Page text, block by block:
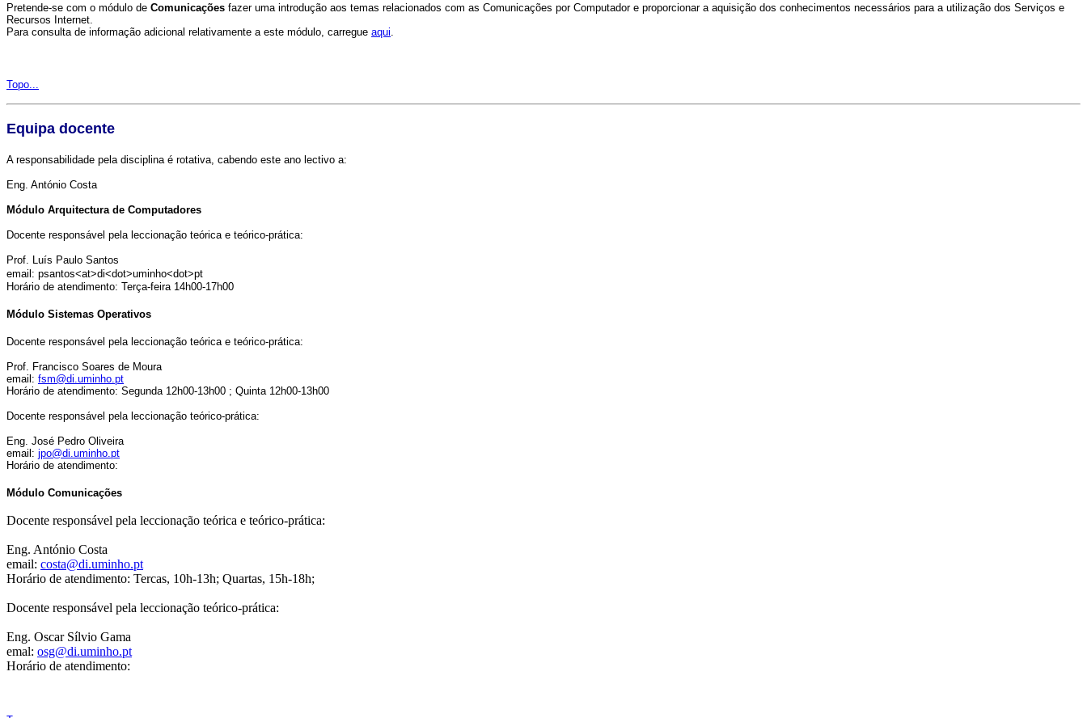
Pretende-se com o módulo de Comunicações fazer uma introdução aos temas relacionados com as Comunicações por Computador e proporcionar a aquisição dos conhecimentos necessários para a utilização dos Serviços e
Recursos Internet.
Para consulta de informação adicional relativamente a este módulo, carregue aqui
Topo...
Equipa docente
A responsabilidade pela disciplina é rotativa, cabendo este ano lectivo a:
Eng. António Costa
Módulo Arquitectura de Computadores
Docente responsável pela leccionação teórica e teórico-prática:
Prof. Luís Paulo Santos
email: psantos<at>di<dot>uminho<dot>pt
Horário de atendimento: Terça-feira 14h00-17h00
Módulo Sistemas Operativos
Docente responsável pela leccionação teórica e teórico-prática:
Prof. Francisco Soares de Moura
email: fsm@di.uminho.pt
Horário de atendimento: Segunda 12h00-13h00 ; Quinta 12h00-13h00
Docente responsável pela leccionação teórico-prática:
Eng. José Pedro Oliveira
email: jpo@di.uminho.pt
Horário de atendimento:
Módulo Comunicações
Docente responsável pela leccionação teórica e teórico-prática:
Eng. António Costa
email: costa@di.uminho.pt
Horário de atendimento: Tercas, 10h-13h; Quartas, 15h-18h;
Docente responsável pela leccionação teórico-prática:
Eng. Oscar Sílvio Gama
emal: osg@di.uminho.pt
Horário de atendimento: